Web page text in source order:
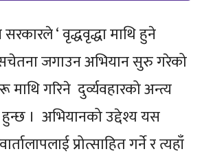
सरकारले ‘ वृद्धवृद्धा माथि हुने
सचेतना जगाउन अभियान सुरु गरेको
गरिने दुर्व्यवहारको अन्त्य
। अभियानको उद्देश्य यस
प्रोत्साहित गर्ने र त्यहाँ